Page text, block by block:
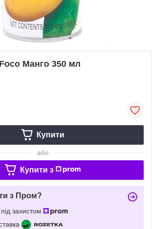
Манго 350 мл
Купити
або
Купити з
з Пром?
захистом